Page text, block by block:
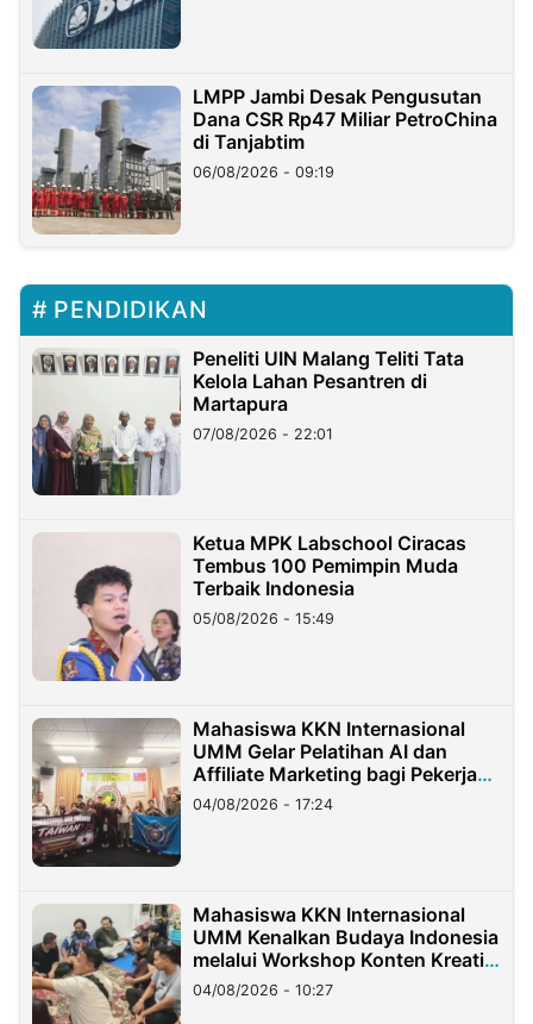
LMPP Jambi Desak Pengusutan
Dana CSR Rp47 Miliar PetroChina
di Tanjabtim
06/08/2026 - 09:19
PENDIDIKAN
Peneliti UIN Malang Teliti Tata
Kelola Lahan Pesantren di
Martapura
07/08/2026 - 22:01
Ketua MPK Labschool Ciracas
Tembus 100 Pemimpin Muda
Terbaik Indonesia
05/08/2026 - 15:49
Mahasiswa KKN Internasional
UMM Gelar Pelatihan AI dan
Affiliate Marketing bagi Pekerja
Migran Indonesia di Taiwan
04/08/2026 - 17:24
Mahasiswa KKN Internasional
UMM Kenalkan Budaya Indonesia
melalui Workshop Konten Kreatif
di Taiwan
04/08/2026 - 10:27